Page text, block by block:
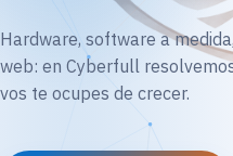
Hardware, software a
web: en Cyberfull
vos te ocupes de crecer.